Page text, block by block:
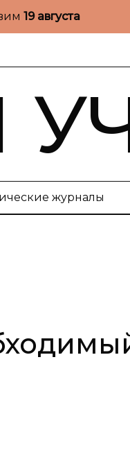
19 августа
журналы